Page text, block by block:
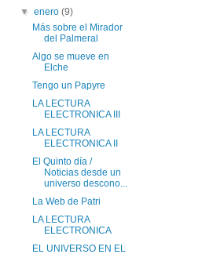
▼enero(9)
Más sobre el Mirador
del Palmeral
Algo se mueve en
Elche
Tengo un Papyre
LA LECTURA
ELECTRONICA III
LA LECTURA
ELECTRONICA II
El Quinto día /
Noticias desde un
universo descono...
La Web de Patri
LA LECTURA
ELECTRONICA
EL UNIVERSO EN EL